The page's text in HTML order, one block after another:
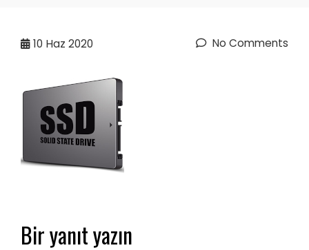
10 Haz 2020 No Comments
Bir yanıt yazın